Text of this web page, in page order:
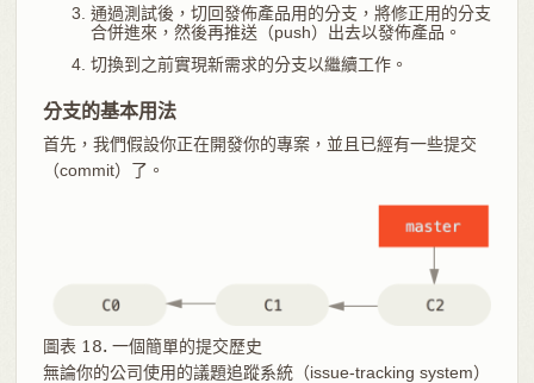
通過測試後，切回發佈產品用的分支，將修正用的分支
合併進來，然後再推送（push）出去以發佈產品。
切換到之前實現新需求的分支以繼續工作。
分支的基本用法
首先，我們假設你正在開發你的專案，並且已經有一些提交
（commit）了。
圖表 18. 一個簡單的提交歷史
無論你的公司使用的議題追蹤系統（issue-tracking system）